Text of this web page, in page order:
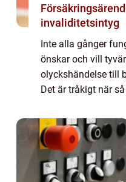
invaliditetsintyg
Inte alla gånger
önskar och vill
olyckshändelse till
Det är tråkigt när